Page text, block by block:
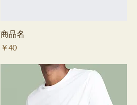
商品名
価格
￥40